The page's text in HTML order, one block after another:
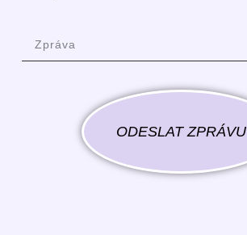
ODESLAT ZPRÁVU